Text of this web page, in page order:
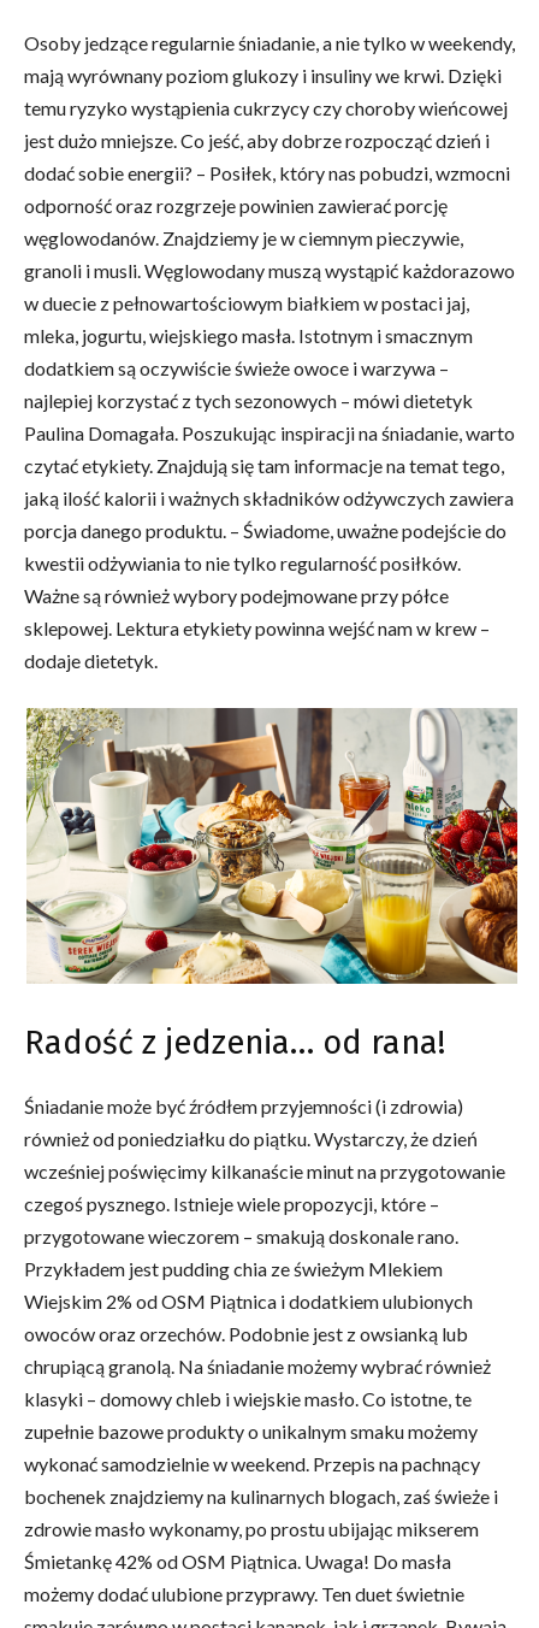
Osoby jedzące regularnie śniadanie, a nie tylko w weekendy,
mają wyrównany poziom glukozy i insuliny we krwi. Dzięki
temu ryzyko wystąpienia cukrzycy czy choroby wieńcowej
jest dużo mniejsze. Co jeść, aby dobrze rozpocząć dzień i
dodać sobie energii? – Posiłek, który nas pobudzi, wzmocni
odporność oraz rozgrzeje powinien zawierać porcję
węglowodanów. Znajdziemy je w ciemnym pieczywie,
granoli i musli. Węglowodany muszą wystąpić każdorazowo
w duecie z pełnowartościowym białkiem w postaci jaj,
mleka, jogurtu, wiejskiego masła. Istotnym i smacznym
dodatkiem są oczywiście świeże owoce i warzywa –
najlepiej korzystać z tych sezonowych – mówi dietetyk
Paulina Domagała. Poszukując inspiracji na śniadanie, warto
czytać etykiety. Znajdują się tam informacje na temat tego,
jaką ilość kalorii i ważnych składników odżywczych zawiera
porcja danego produktu. – Świadome, uważne podejście do
kwestii odżywiania to nie tylko regularność posiłków.
Ważne są również wybory podejmowane przy półce
sklepowej. Lektura etykiety powinna wejść nam w krew –
dodaje dietetyk.
Radość z jedzenia… od rana!
Śniadanie może być źródłem przyjemności (i zdrowia)
również od poniedziałku do piątku. Wystarczy, że dzień
wcześniej poświęcimy kilkanaście minut na przygotowanie
czegoś pysznego. Istnieje wiele propozycji, które –
przygotowane wieczorem – smakują doskonale rano.
Przykładem jest pudding chia ze świeżym Mlekiem
Wiejskim 2% od OSM Piątnica i dodatkiem ulubionych
owoców oraz orzechów. Podobnie jest z owsianką lub
chrupiącą granolą. Na śniadanie możemy wybrać również
klasyki – domowy chleb i wiejskie masło. Co istotne, te
zupełnie bazowe produkty o unikalnym smaku możemy
wykonać samodzielnie w weekend. Przepis na pachnący
bochenek znajdziemy na kulinarnych blogach, zaś świeże i
zdrowie masło wykonamy, po prostu ubijając mikserem
Śmietankę 42% od OSM Piątnica. Uwaga! Do masła
możemy dodać ulubione przyprawy. Ten duet świetnie